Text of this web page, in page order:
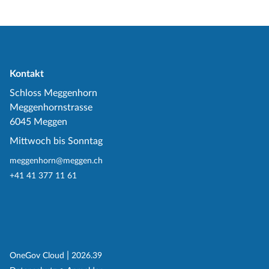
Kontakt
Schloss Meggenhorn
Meggenhornstrasse
6045 Meggen
Mittwoch bis Sonntag
meggenhorn@meggen.ch
+41 41 377 11 61
OneGov Cloud (External Link)
2026.39